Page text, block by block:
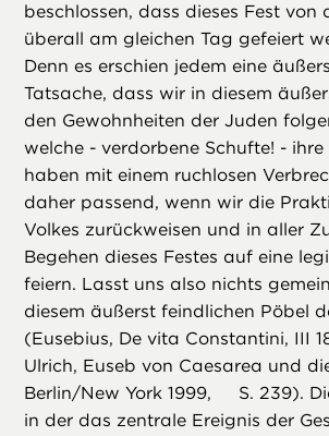
beschlossen, dass dieses Fest von
überall am gleichen Tag gefeiert
Denn es erschien jedem eine
Tatsache, dass wir in diesem
den Gewohnheiten der Juden
welche - verdorbene Schufte! -
haben mit einem ruchlosen
daher passend, wenn wir die
Volkes zurückweisen und in aller
Begehen dieses Festes auf eine
feiern. Lasst uns also nichts
diesem äußerst feindlichen Pöbel
(Eusebius, De vita Constantini, III
Ulrich, Euseb von Caesarea und
Berlin/New York 1999, S. 239).
in der das zentrale Ereignis der